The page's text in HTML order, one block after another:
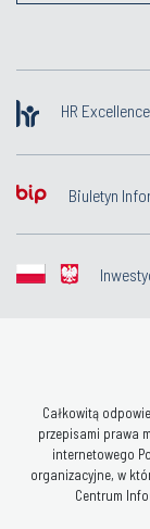
HR
Biuletyn
Całkowitą
przepisami prawa
internetowego
organizacyjne, w
Centrum